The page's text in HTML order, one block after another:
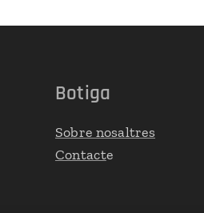
Botiga
Sobre nosaltres
Contacte